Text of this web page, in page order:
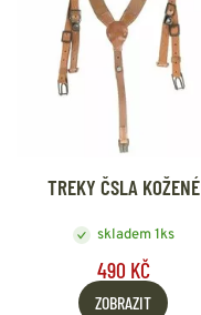
TREKY ČSLA KOŽENÉ
skladem 1ks
490 KČ
ZOBRAZIT